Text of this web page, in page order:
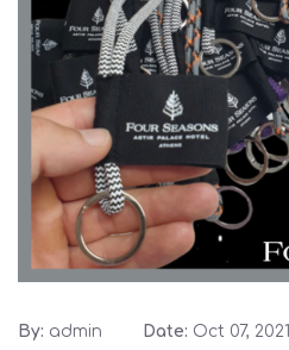
By: admin Date: Oct 07, 2021